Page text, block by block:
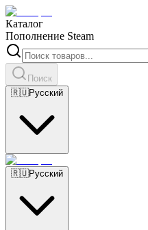
Каталог
Пополнение Steam
Поиск
🇷🇺Русский
🇷🇺Русский